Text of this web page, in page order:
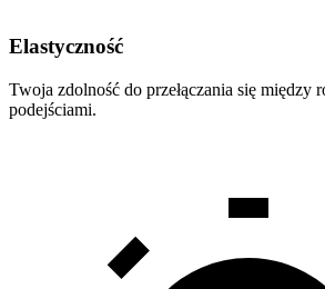
Elastyczność
Twoja zdolność do przełączania się między
podejściami.